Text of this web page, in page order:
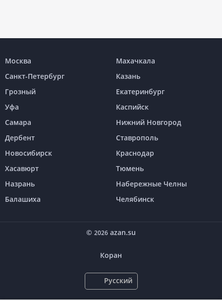
Москва
Махачкала
Санкт-Петербург
Казань
Грозный
Екатеринбург
Уфа
Каспийск
Самара
Нижний Новгород
Дербент
Ставрополь
Новосибирск
Краснодар
Хасавюрт
Тюмень
Назрань
Набережные Челны
Балашиха
Челябинск
© 2026 azan.su
Коран
Русский